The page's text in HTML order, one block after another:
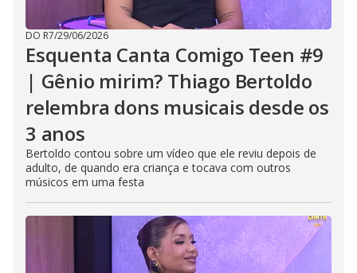
DO R7/29/06/2026
Esquenta Canta Comigo Teen #9
| Gênio mirim? Thiago Bertoldo
relembra dons musicais desde os
3 anos
Bertoldo contou sobre um vídeo que ele reviu depois de
adulto, de quando era criança e tocava com outros
músicos em uma festa